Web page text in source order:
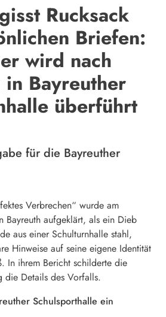
Rucksack
Briefen:
wird nach
in Bayreuther
überführt
für die Bayreuther
Verbrechen“ wurde am
Bayreuth aufgeklärt, als ein Dieb
aus einer Schulturnhalle stahl,
Hinweise auf seine eigene Identität
In ihrem Bericht schilderte die
die Details des Vorfalls.
Schulsporthalle ein